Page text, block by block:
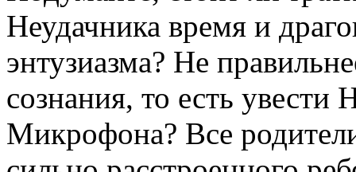
Неудачника время и
энтузиазма? Не
сознания, то есть увести
Микрофона? Все